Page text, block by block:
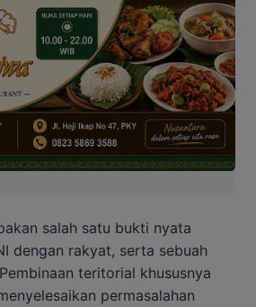
salah satu bukti nyata
dengan rakyat, serta sebuah
teritorial khususnya
permasalahan